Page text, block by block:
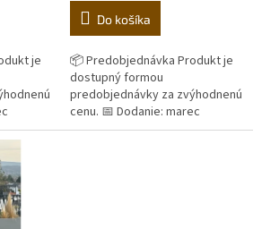
je
z
Do košíka
📦 Predobjednávka Produkt je
dostupný formou
predobjednávky za zvýhodnenú
cenu. 📅 Dodanie: marec
Originálny terakotový kvetináč z